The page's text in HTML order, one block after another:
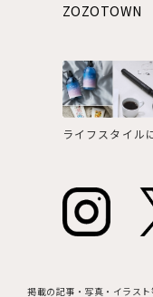
ZOZOTOWN
ライフスタイル
掲載の記事・写真・イラス